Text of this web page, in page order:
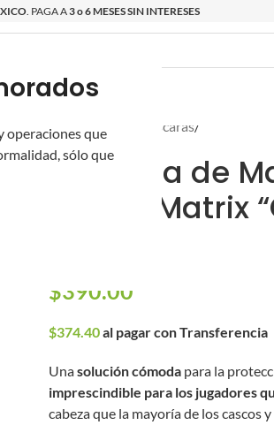
operaciones que
sólo que
. PAGA A3 o 6 MESES SIN INTERESES
Inicio Máscaras/
Máscara de
Orejas Matrix
$390.00
$374.40al pagar con Transferencia
Unasolución cómoda para la
imprescindible para los jugadores
cabeza que la mayoría de los cascos